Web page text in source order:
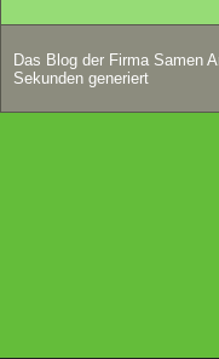
Das Blog der Firma Samen
Sekunden generiert